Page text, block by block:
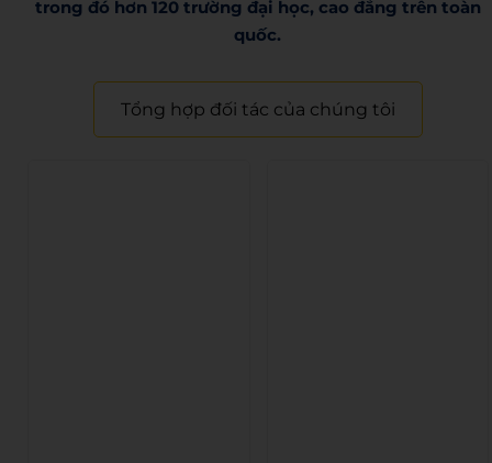
trong đó hơn 120 trường đại học, cao đẳng trên toàn
quốc.​
Tổng hợp đối tác của chúng tôi